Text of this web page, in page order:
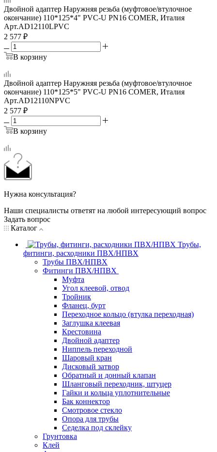
Двойной адаптер Наружняя резьба (муфтовое/втулочное
окончание) 110*125*4" PVC-U PN16 COMER, Италия
Арт.AD12110LPVC
2 577 ₽
В корзину
Двойной адаптер Наружняя резьба (муфтовое/втулочное
окончание) 110*125*5" PVC-U PN16 COMER, Италия
Арт.AD12110NPVC
2 577 ₽
В корзину
Нужна консультация?
Наши специалисты ответят на любой интересующий вопрос
Задать вопрос
Каталог
Трубы,
фитинги, расходники ПВХ/НПВХ
Трубы ПВХ/НПВХ
Фитинги ПВХ/НПВХ
Муфта
Угол клеевой, отвод
Тройник
Фланец, бурт
Переходное кольцо (втулка переходная)
Заглушка клеевая
Крестовина
Двойной адаптер
Ниппель переходной
Шаровый кран
Дисковый затвор
Обратный и донный клапан
Шланговый переходник, штуцер
Гайки и кольца уплотнительные
Бак коннектор
Смотровое стекло
Опора для трубы
Седелка под склейку
Грунтовка
Клей